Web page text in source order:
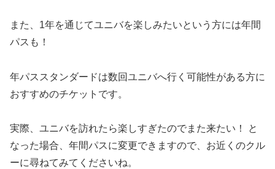
また、1年を通じてユニバを楽しみたいという方には年間
パスも！
年パススタンダードは数回ユニバへ行く可能性がある方に
おすすめのチケットです。
実際、ユニバを訪れたら楽しすぎたのでまた来たい！ と
なった場合、年間パスに変更できますので、お近くのクル
ーに尋ねてみてくださいね。